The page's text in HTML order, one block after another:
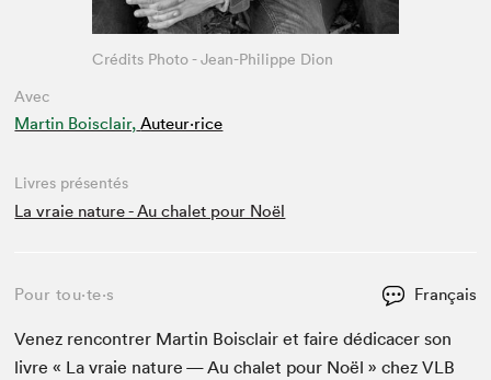
Avec
Martin Boisclair, Auteur·rice
Crédits Photo - Jean-Philippe Dion
Livres présentés
La vraie nature - Au chalet pour Noël
Pour tou⋅te⋅s Français
Venez ren­con­tr­er Mar­tin Bois­clair et faire dédi­cac­er son
livre « La vraie nature — Au chalet pour Noël » chezVLB